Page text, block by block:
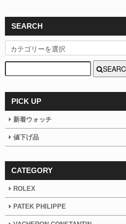
SEARCH
PICK UP
新着ウォッチ
値下げ品
CATEGORY
ROLEX
PATEK PHILIPPE